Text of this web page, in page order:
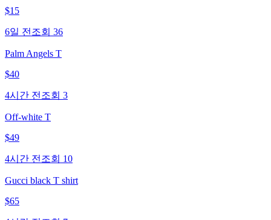
$15
6일 전 조회 36
Palm Angels T
$40
4시간 전 조회 3
Off-white T
$49
4시간 전 조회 10
Gucci black T shirt
$65